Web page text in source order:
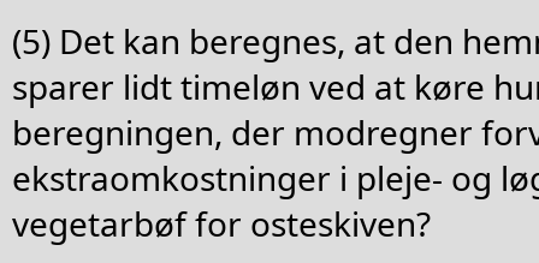
(5) Det kan beregnes, at den
sparer lidt timeløn ved at køre
beregningen, der modregner
ekstraomkostninger i pleje- og
vegetarbøf for osteskiven?